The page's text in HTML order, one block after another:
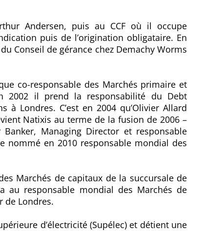
Andersen, puis au CCF où il occupe
puis de l’origination obligataire. En
Conseil de gérance chez Demachy Worms
co-responsable des Marchés primaire et
2002 il prend la responsabilité du Debt
à Londres. C’est en 2004 qu’Olivier Allard
Natixis au terme de la fusion de 2006 –
Managing Director et responsable
nommé en 2010 responsable mondial des
Marchés de capitaux de la succursale de
au responsable mondial des Marchés de
de Londres.
d’électricité (Supélec) et détient une